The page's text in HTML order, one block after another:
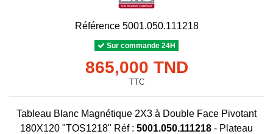
Référence 5001.050.111218
Sur commande 24H
865,000 TND
TTC
Tableau Blanc Magnétique 2X3 à Double Face Pivotant
180X120 "TOS1218" Réf : 5001.050.111218 - Plateau